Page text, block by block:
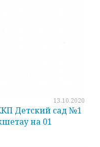
13.10.2020
Детский сад №1
на 01